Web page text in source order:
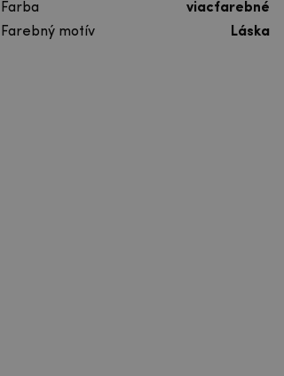
Farba
viacfarebné
Farebný motív
Láska